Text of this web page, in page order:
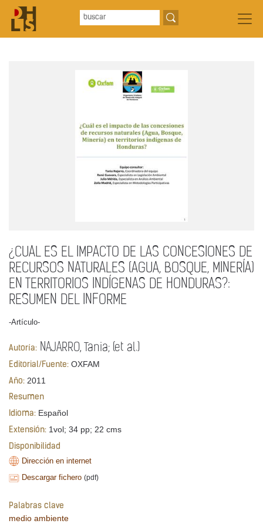
¿CUAL ES EL IMPACTO DE LAS CONCESIONES DE
RECURSOS NATURALES (AGUA, BOSQUE, MINERÍA)
EN TERRITORIOS INDÍGENAS DE HONDURAS?:
RESUMEN DEL INFORME
-Artículo-
Autoría: NAJARRO, Tania; (et al.)
Editorial/Fuente: OXFAM
Año: 2011
Resumen
Idioma: Español
Extensión: 1vol; 34 pp; 22 cms
Disponibilidad
Dirección en internet
Descargar fichero (pdf)
Palabras clave
medio ambiente